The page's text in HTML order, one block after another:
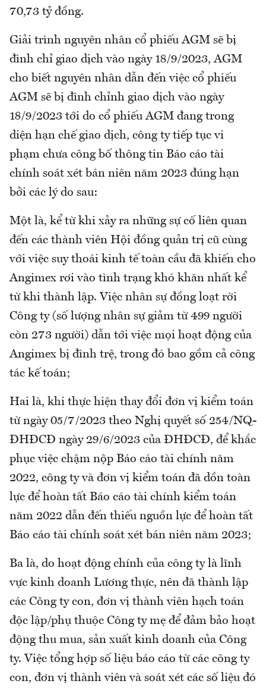
70,73 tỷ đồng.
Giải trình nguyên nhân cổ phiếu AGM sẽ bị
đình chỉ giao dịch vào ngày 18/9/2023, AGM
cho biết nguyên nhân dẫn đến việc cổ phiếu
AGM sẽ bị đình chỉnh giao dịch vào ngày
18/9/2023 tới do cổ phiếu AGM đang trong
diện hạn chế giao dịch, công ty tiếp tục vi
phạm chưa công bố thông tin Báo cáo tài
chính soát xét bán niên năm 2023 đúng hạn
bởi các lý do sau:
Một là, kể từ khi xảy ra những sự cố liên quan
đến các thành viên Hội đồng quản trị cũ cùng
với việc suy thoái kinh tế toàn cầu đã khiến cho
Angimex rơi vào tình trạng khó khăn nhất kể
từ khi thành lập. Việc nhân sự đồng loạt rời
Công ty (số lượng nhân sự giảm từ 499 người
còn 273 người) dẫn tới việc mọi hoạt động của
Angimex bị đình trệ, trong đó bao gồm cả công
tác kế toán;
Hai là, khi thực hiện thay đổi đơn vị kiểm toán
từ ngày 05/7/2023 theo Nghị quyết số 254/NQ-
ĐHĐCĐ ngày 29/6/2023 của ĐHĐCĐ, để khắc
phục việc chậm nộp Báo cáo tài chính năm
2022, công ty và đơn vị kiểm toán đã dồn toàn
lực để hoàn tất Báo cáo tài chính kiểm toán
năm 2022 dẫn đến thiếu nguồn lực để hoàn tất
Báo cáo tài chính soát xét bán niên năm 2023;
Ba là, do hoạt động chính của công ty là lĩnh
vực kinh doanh Lương thực, nên đã thành lập
các Công ty con, đơn vị thành viên hạch toán
độc lập/phụ thuộc Công ty mẹ để đảm bảo hoạt
động thu mua, sản xuất kinh doanh của Công
ty. Việc tổng hợp số liệu báo cáo từ các công ty
con, đơn vị thành viên và soát xét các số liệu đó